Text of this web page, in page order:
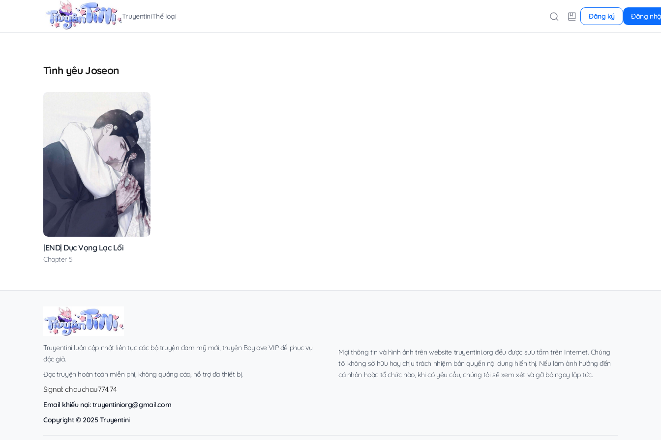
TruyentiniThể loại Đăng ký Đăng
Tình yêu Joseon
|END| Dục Vọng Lạc Lối
Chapter 5
Truyentini luôn cập nhật liên tục các bộ truyện đam mỹ mới, truyện Boylove VIP để phục vụ
độc giả.
Đọc truyện hoàn toàn miễn phí, không quảng cáo, hỗ trợ đa thiết bị.
Signal: chauchau774.74
Email khiếu nại:truyentiniorg@gmail.com
Copyright © 2025 Truyentini
Mọi thông tin và hình ảnh trên website truyentini.org đều được sưu tầm trên Internet. Chúng
tôi không sở hữu hay chịu trách nhiệm bản quyền nội dung hiển thị. Nếu làm ảnh hưởng đến
cá nhân hoặc tổ chức nào, khi có yêu cầu, chúng tôi sẽ xem xét và gỡ bỏ ngay lập tức.